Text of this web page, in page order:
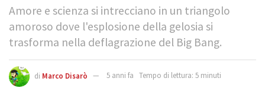
Amore e scienza si intrecciano in un triangolo
amoroso dove l'esplosione della gelosia si
trasforma nella deflagrazione del Big Bang.
di Marco Disarò 5 anni fa Tempo di lettura: 5 minuti